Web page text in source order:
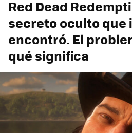
Red Dead
secreto oculto
encontró. El
qué significa